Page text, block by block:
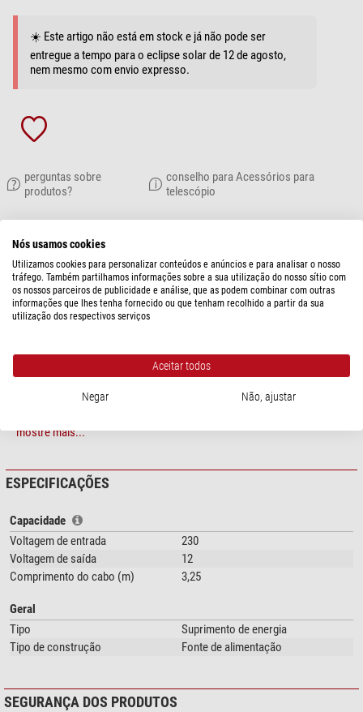
☀️ Este artigo não está em stock e já não pode ser
entregue a tempo para o eclipse solar de 12 de agosto,
nem mesmo com envio expresso.
perguntas sobre
produtos?
conselho para Acessórios para
telescópio
DESCRIÇÃO DO PRODUTO
A encomenda inclui: Um prático adaptador de viagem para a ficha
EUASkross Adaptador de viagem Mundo para a Europe
Aqui você pode fazer uso de seu telescópio
LT
LX65
LX85
LX200
LX400
conectado à rede de 230V~.
mostre mais...
ESPECIFICAÇÕES
Capacidade
Voltagem de entrada
230
Voltagem de saída
12
Comprimento do cabo (m)
3,25
Geral
Tipo
Suprimento de energia
Tipo de construção
Fonte de alimentação
SEGURANÇA DOS PRODUTOS
Nós usamos cookies
Utilizamos cookies para personalizar conteúdos e anúncios e para analisar o nosso
tráfego. Também partilhamos informações sobre a sua utilização do nosso sítio com
os nossos parceiros de publicidade e análise, que as podem combinar com outras
informações que lhes tenha fornecido ou que tenham recolhido a partir da sua
utilização dos respectivos serviços
Aceitar todos
Negar Não, ajustar